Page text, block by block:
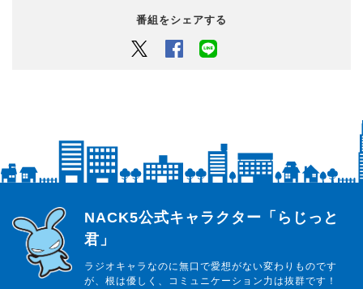
番組をシェアする
Twitter Facebook
らじっと君
NACK5公式キャラクター「らじっと
君」
ラジオキャラなのに無口で愛想がない変わりものです
が、根は優しく、コミュニケーション力は抜群です！